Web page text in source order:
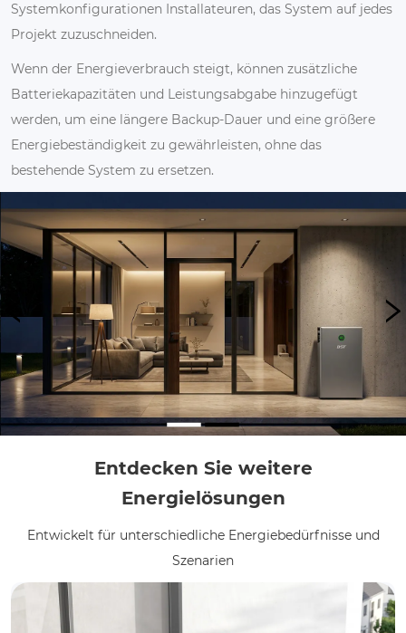
Systemkonfigurationen Installateuren, das System auf jedes
Projekt zuzuschneiden.
Wenn der Energieverbrauch steigt, können zusätzliche
Batteriekapazitäten und Leistungsabgabe hinzugefügt
werden, um eine längere Backup-Dauer und eine größere
Energiebeständigkeit zu gewährleisten, ohne das
bestehende System zu ersetzen.
Entdecken Sie weitere
Energielösungen
Entwickelt für unterschiedliche Energiebedürfnisse und
Szenarien